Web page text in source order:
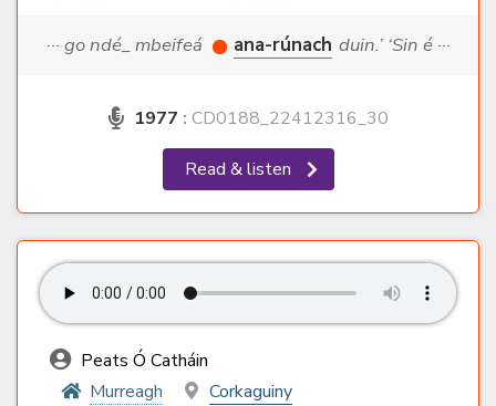
··· go ndé_ mbeifeá ana-rúnach duin.’ ‘Sin é ···
1977 : CD0188_22412316_30
Read & listen
Peats Ó Catháin
Murreagh
Corkaguiny